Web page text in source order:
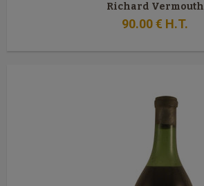
Richard Vermouth
90.00€ H.T.